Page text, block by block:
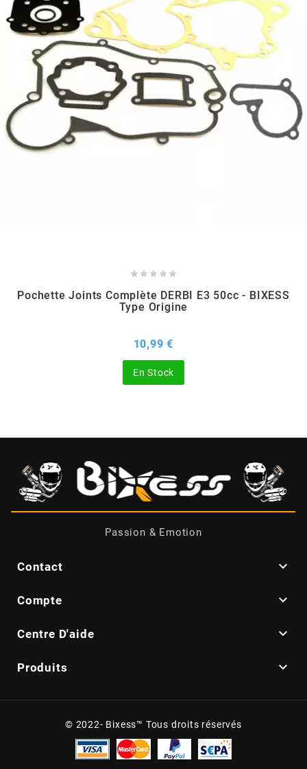
c
C4
CARENZI
CHAMPION
CST TIRES
CYCLUS TOOLS
D.I.D
DAYCO
DELLORTO
    
Pochette Joints Complète DERBI E3 50cc - BIXESS
Type Origine
10,99 €
En Stock
Passion & Emotion
Contact 
Compte 
Centre D'aide 
Produits 
© 2022- Bixess™ Tous droits réservés